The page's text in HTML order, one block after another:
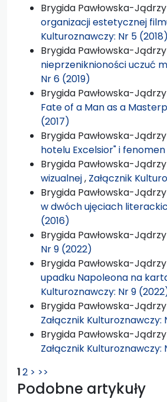
Brygida Pawłowska-
organizacji estetycznej
Kulturoznawczy: Nr 5 (2018)
Brygida Pawłowska-
nieprzeniknioności uczuć
Nr 6 (2019)
Brygida Pawłowska-
Fate of a Man as a
(2017)
Brygida Pawłowska-
hotelu Excelsior" i
Brygida Pawłowska-
wizualnej, Załącznik
Brygida Pawłowska-
w dwóch ujęciach
(2016)
Brygida Pawłowska-
Nr 9 (2022)
Brygida Pawłowska-
upadku Napoleona na
Kulturoznawczy: Nr 9
Brygida Pawłowska-
Załącznik Kulturoznawczy:
Brygida Pawłowska-
Załącznik Kulturoznawczy:
12 > >>
Podobne artykuły